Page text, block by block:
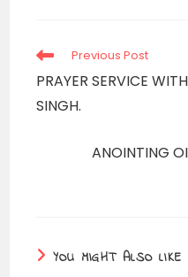
Read
articles
Previous Post
PRAYER SERVICE
SINGH.
ANOINTING
YOU MIGHT ALSO LIKE